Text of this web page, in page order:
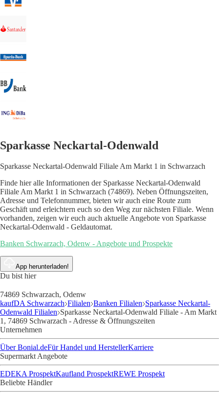
Sparkasse Neckartal-Odenwald
Sparkasse Neckartal-Odenwald Filiale Am Markt 1 in Schwarzach
Finde hier alle Informationen der Sparkasse Neckartal-Odenwald
Filiale Am Markt 1 in Schwarzach (74869). Neben Öffnungszeiten,
Adresse und Telefonnummer, bieten wir auch eine Route zum
Geschäft und erleichtern euch so den Weg zur nächsten Filiale. Wenn
vorhanden, zeigen wir euch auch aktuelle Angebote von Sparkasse
Neckartal-Odenwald - Geldautomat.
Banken Schwarzach, Odenw - Angebote und Prospekte
App herunterladen!
Du bist hier
74869 Schwarzach, Odenw
kaufDA Schwarzach Filialen Banken Filialen Sparkasse Neckartal-
Odenwald Filialen Sparkasse Neckartal-Odenwald Filiale - Am Markt
1, 74869 Schwarzach - Adresse & Öffnungszeiten
Unternehmen
Über Bonial.deFür Handel und HerstellerKarriere
Supermarkt Angebote
EDEKA ProspektKaufland ProspektREWE Prospekt
Beliebte Händler